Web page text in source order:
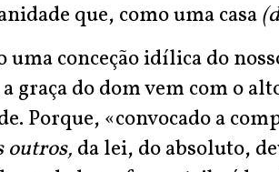
que, como uma casa
uma conceção idílica do
graça do dom vem com o
Porque, «convocado a
outros, da lei, do absoluto,